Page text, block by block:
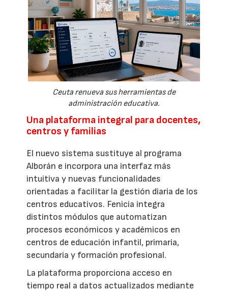
Ceuta renueva sus herramientas de
administración educativa.
Una plataforma integral para docentes,
centros y familias
El nuevo sistema sustituye al programa
Alborán e incorpora una interfaz más
intuitiva y nuevas funcionalidades
orientadas a facilitar la gestión diaria de los
centros educativos. Fenicia integra
distintos módulos que automatizan
procesos económicos y académicos en
centros de educación infantil, primaria,
secundaria y formación profesional.
La plataforma proporciona acceso en
tiempo real a datos actualizados mediante